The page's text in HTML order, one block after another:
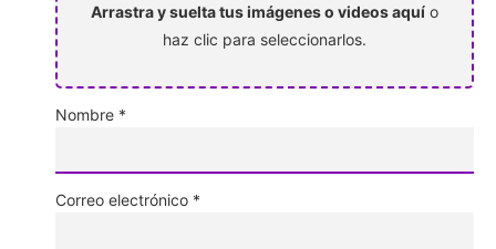
Arrastra y suelta tus imágenes o videos aquí o
haz clic para seleccionarlos.
Nombre *
Correo electrónico *